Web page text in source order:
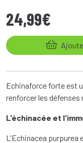
24,99€
Echinaforce forte est
renforcer les défenses
L'échinacée et
L'Echinacea purpurea